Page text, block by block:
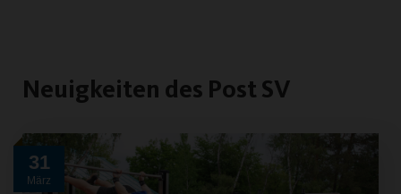
Neuigkeiten des Post SV
31
März